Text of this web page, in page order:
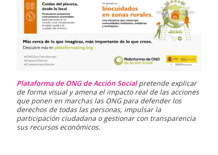
Plataforma de ONG de Acción Socialpretende explicar
de forma visual y amena el impacto real de las acciones
que ponen en marchas las ONG para defender los
derechos de todas las personas, impulsar la
participación ciudadana o gestionar con transparencia
sus recursos económicos.